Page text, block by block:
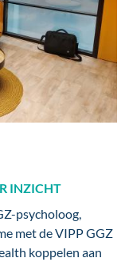
INZICHT
psycholoog,
met de VIPP GGZ
koppelen aan